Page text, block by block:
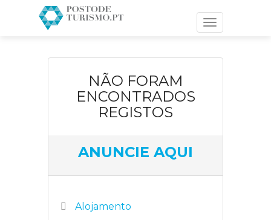
Toggle
navigation
NÃO FORAM
ENCONTRADOS
REGISTOS
ANUNCIE AQUI
Alojamento